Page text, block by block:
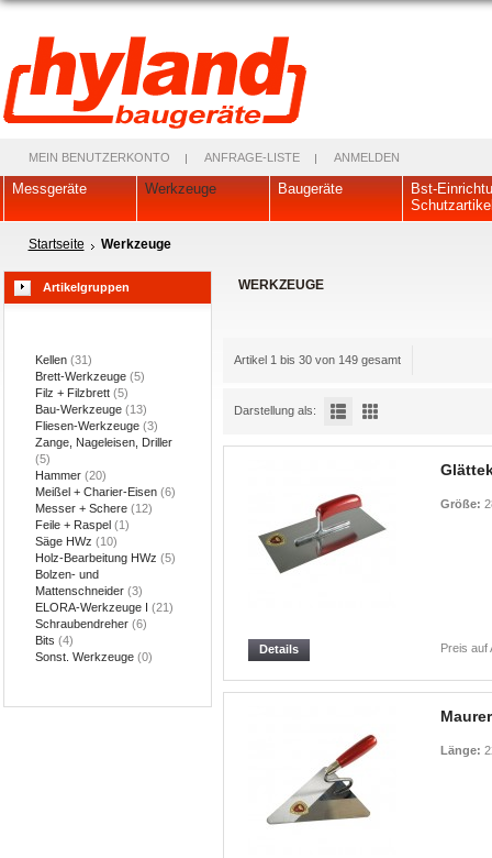
MEIN BENUTZERKONTO ANFRAGE-LISTE ANMELDEN
Messgeräte Werkzeuge Baugeräte
Bst-
Startseite Werkzeuge
WERKZEUGE
Artikel 1 bis 30 von 149 gesamt
Darstellung als:
Größe:
Preis auf
Details
Länge:
Artikelgruppen
Kellen(31)
Brett-Werkzeuge(5)
Filz + Filzbrett(5)
Bau-Werkzeuge(13)
Fliesen-Werkzeuge(3)
Zange, Nageleisen, Driller
(5)
Hammer(20)
Meißel + Charier-Eisen(6)
Messer + Schere(12)
Feile + Raspel(1)
Säge HWz (10)
Holz-Bearbeitung HWz (5)
Bolzen- und
Mattenschneider(3)
ELORA-Werkzeuge I (21)
Schraubendreher(6)
Bits (4)
Sonst. Werkzeuge(0)